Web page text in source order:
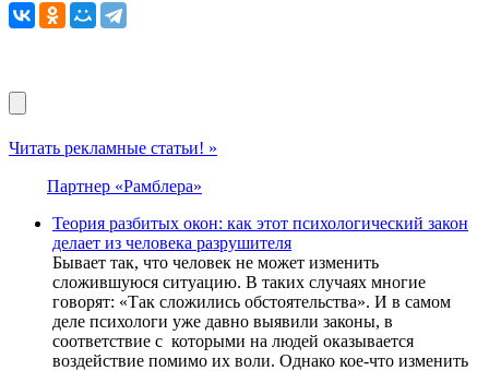
Читать рекламные статьи! »
Партнер «Рамблера»
Теория разбитых окон: как этот психологический закон
делает из человека разрушителя
Бывает так, что человек не может изменить
сложившуюся ситуацию. В таких случаях многие
говорят: «Так сложились обстоятельства». И в самом
деле психологи уже давно выявили законы, в
соответствие с которыми на людей оказывается
воздействие помимо их воли. Однако кое-что изменить